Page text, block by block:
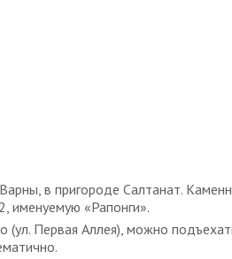
в пригороде Салтанат.
именуемую «Рапонги».
Первая Аллея), можно